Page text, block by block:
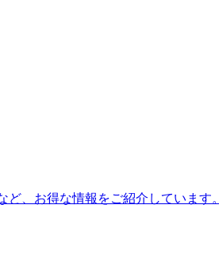
、お得な情報をご紹介しています。